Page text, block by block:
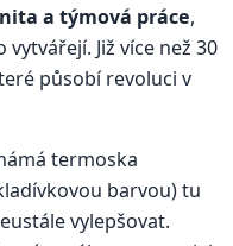
a týmová práce,
Již více než 30
působí revoluci v
termoska
barvou) tu
vylepšovat.